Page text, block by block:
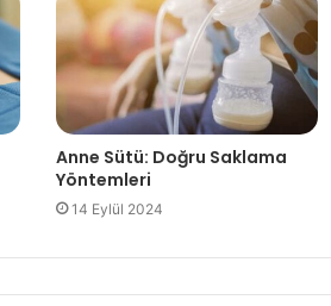
Anne Sütü: Doğru Saklama
Yöntemleri
14 Eylül 2024